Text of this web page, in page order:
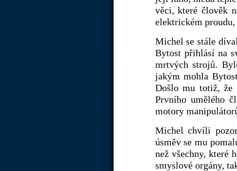
věci, které člověk
elektrickém
Michel se stále
Bytost přihlásí na
mrtvých strojů.
jakým mohla
Došlo mu totiž, že
Prvního umělého
motory
Michel chvíli
úsměv se mu
než všechny, které
smyslové orgány,